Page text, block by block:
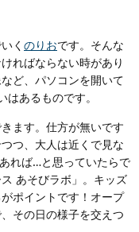
く のりおです。そんな
ればならない時があり
ど、パソコンを開いて
あるものです。
ます。仕方が無いです
つ、大人は近くで見な
れば…と思っていたらで
あそびラボ」。キッズ
ポイントです！オープ
その日の様子を交えつ